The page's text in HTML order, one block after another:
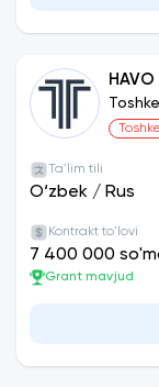
HAVO
Ta'lim tili
O‘zbek / Rus
Kontrakt to'lovi
7 400 000
Grant mavjud